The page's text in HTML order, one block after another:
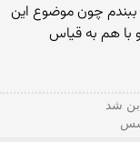
ببندم چون موضوع این
با هم به قیاس
بن شد